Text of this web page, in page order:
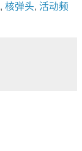
, 核弹头, 活动频